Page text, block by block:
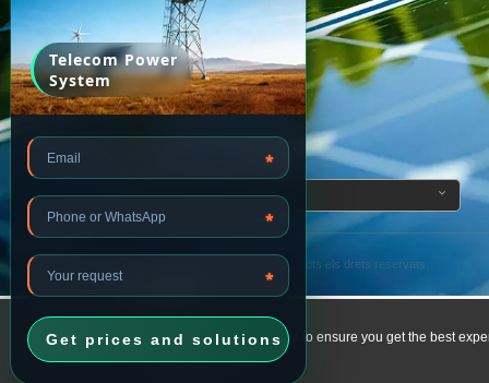
Telecomunicació
Filial
Grup Huijue. Tots els drets reservats.
This website uses cookies to ensure you get the best
Telecom Power
System
*
*
*